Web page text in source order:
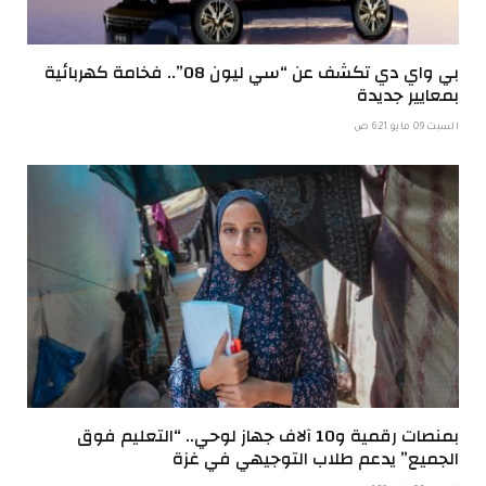
بي واي دي تكشف عن “سي ليون 08”.. فخامة كهربائية
بمعايير جديدة
السبت 09 مايو 6:21 ص
بمنصات رقمية و10 آلاف جهاز لوحي.. “التعليم فوق
الجميع” يدعم طلاب التوجيهي في غزة